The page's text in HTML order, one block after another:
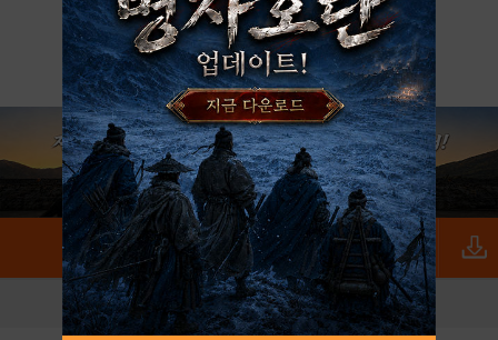
아이디 / 비밀번호 찾기 회원가입
로그인 PC버전 전체앱